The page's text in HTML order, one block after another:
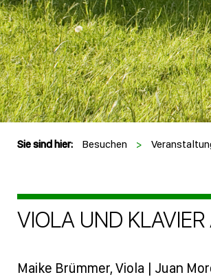
Sie sind hier: Besuchen >
VIOLA UND
Maike Brümmer, Viola | Juan